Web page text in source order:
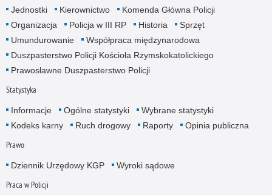
Jednostki Kierownictwo
Komenda Główna Policji
Organizacja
Policja w III RP Historia
Sprzęt
Umundurowanie
Współpraca międzynarodowa
Duszpasterstwo Policji Kościoła Rzymskokatolickiego
Prawosławne Duszpasterstwo Policji
Statystyka
Informacje Ogólne statystyki
Wybrane statystyki
Kodeks karny
Ruch drogowy Raporty Opinia publiczna
Prawo
Dziennik Urzędowy KGP Wyroki sądowe
Praca w Policji